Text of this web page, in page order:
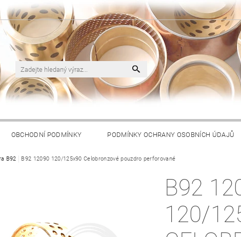
OBCHODNÍ PODMÍNKY PODMÍNKY OCHRANY OSOBNÍCH ÚDAJŮ
B92 B92 12090 120/125x90 Celobronzové pouzdro perforované
B92
120/